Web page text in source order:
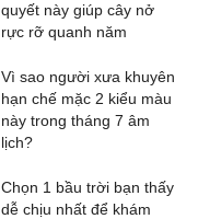
quyết này giúp cây nở
rực rỡ quanh năm
Vì sao người xưa khuyên
hạn chế mặc 2 kiểu màu
này trong tháng 7 âm
lịch?
Chọn 1 bầu trời bạn thấy
dễ chịu nhất để khám